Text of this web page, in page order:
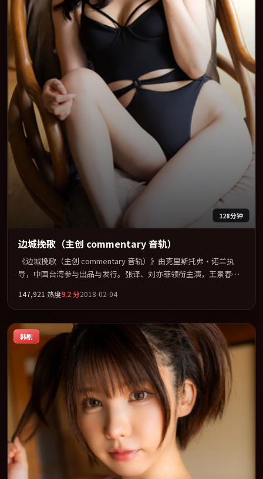
128分钟
边城挽歌（主创 commentary 音轨）
《边城挽歌（主创 commentary 音轨）》由克里斯托弗·诺兰执
导，中国台湾参与出品与发行。张译、刘亦菲领衔主演，王景春、
摆荡。全片以「爱情」类型为骨架，在叙事、表演与视听上力求统
一。定于 2018-11-12 在内地院线及主流平台同步亮相，2018 年度
话题片中口碑稳健，适合喜欢强情节与人物弧光的观众完整观看。
147,921 热度9.2分2018-02-04
韩剧